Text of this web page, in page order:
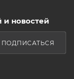
и новостей
ПОДПИСАТЬСЯ